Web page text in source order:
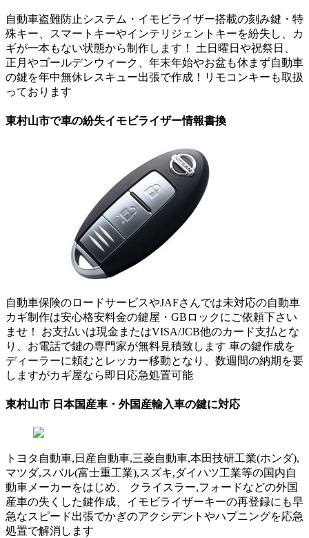
自動車盗難防止システム・イモビライザー搭載の刻み鍵・特
殊キー、スマートキーやインテリジェントキーを紛失し、カ
ギが一本もない状態から制作します！ 土日曜日や祝祭日、
正月やゴールデンウィーク、年末年始やお盆も休まず自動車
の鍵を年中無休レスキュー出張で作成！リモコンキーも取扱
っております
東村山市で車の紛失イモビライザー情報書換
自動車保険のロードサービスやJAFさんでは未対応の自動車
カギ制作は安心格安料金の鍵屋・GBロックにご依頼下さい
ませ！ お支払いは現金またはVISA/JCB他のカード支払とな
り、お電話で鍵の専門家が無料見積致します 車の鍵作成を
ディーラーに頼むとレッカー移動となり、数週間の納期を要
しますがカギ屋なら即日応急処置可能
東村山市 日本国産車・外国産輸入車の鍵に対応
トヨタ自動車,日産自動車,三菱自動車,本田技研工業(ホンダ),
マツダ,スバル(富士重工業),スズキ,ダイハツ工業等の国内自
動車メーカーをはじめ、 クライスラー,フォードなどの外国
産車の失くした鍵作成、イモビライザーキーの再登録にも早
急なスピード出張でかぎのアクシデントやハプニングを応急
処置で解消します